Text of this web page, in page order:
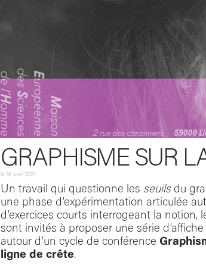
GRAPHISME SUR
le 18 avril 2021
Un travail qui questionne les seuilsdu
une phase d’expérimentation articulée
d’exercices courts interrogeant la notion,
sont invités à proposer une série d’affiche
autour d’un cycle de conférence
ligne de crête.